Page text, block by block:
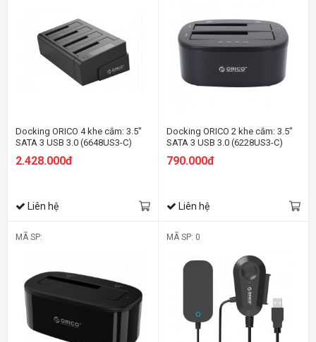
Docking ORICO 4 khe cắm: 3.5"
SATA 3 USB 3.0 (6648US3-C)
2.428.000đ
Liên hệ
Docking ORICO 2 khe cắm: 3.5"
SATA 3 USB 3.0 (6228US3-C)
790.000đ
Liên hệ
MÃ SP: MÃ SP: 0